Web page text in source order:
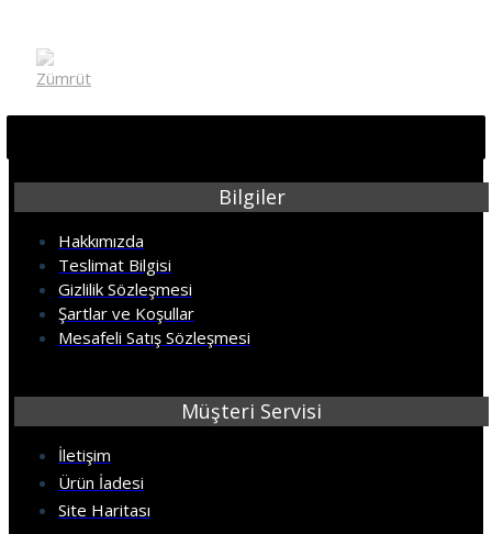
Bilgiler
Hakkımızda
Teslimat Bilgisi
Gizlilik Sözleşmesi
Şartlar ve Koşullar
Mesafeli Satış Sözleşmesi
Müşteri Servisi
İletişim
Ürün İadesi
Site Haritası